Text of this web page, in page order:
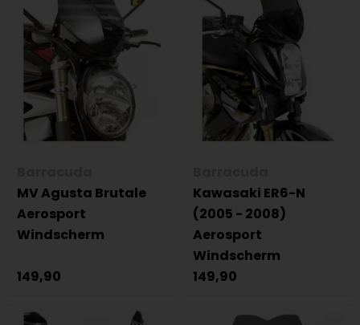
MV Agusta Brutale
Aerosport
Windscherm
149,90
Kawasaki ER6-N
(2005 - 2008)
Aerosport
Windscherm
149,90